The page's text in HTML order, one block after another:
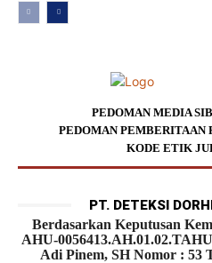
PEDOMAN MEDIA
PEDOMAN PEMBERITAAN
KODE ETIK
PT. DETEKSI
Berdasarkan Keputusan
AHU-
Adi Pinem, SH Nomor : 53